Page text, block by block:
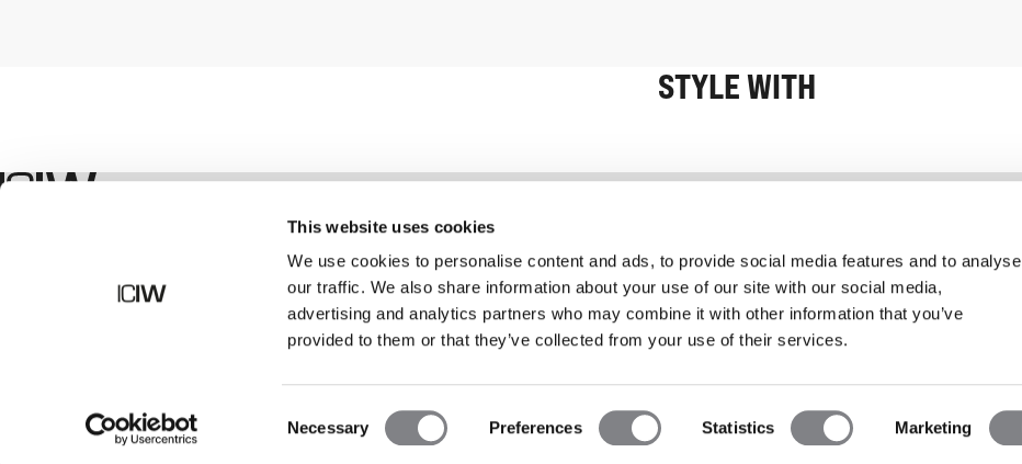
This website uses cookies
We use cookies to personalise content and ads, to provide social media features and to analyse
our traffic. We also share information about your use of our site with our social media,
advertising and analytics partners who may combine it with other information that you’ve
provided to them or that they’ve collected from your use of their services.
Selection
Necessary Preferences Statistics Marketing
STYLE WITH